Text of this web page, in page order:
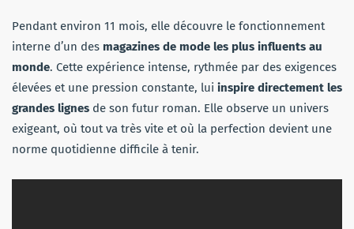
Pendant environ 11 mois, elle découvre le fonctionnement
interne d’un des magazines de mode les plus influents au
monde. Cette expérience intense, rythmée par des exigences
élevées et une pression constante, lui inspire directement les
grandes lignes de son futur roman. Elle observe un univers
exigeant, où tout va très vite et où la perfection devient une
norme quotidienne difficile à tenir.